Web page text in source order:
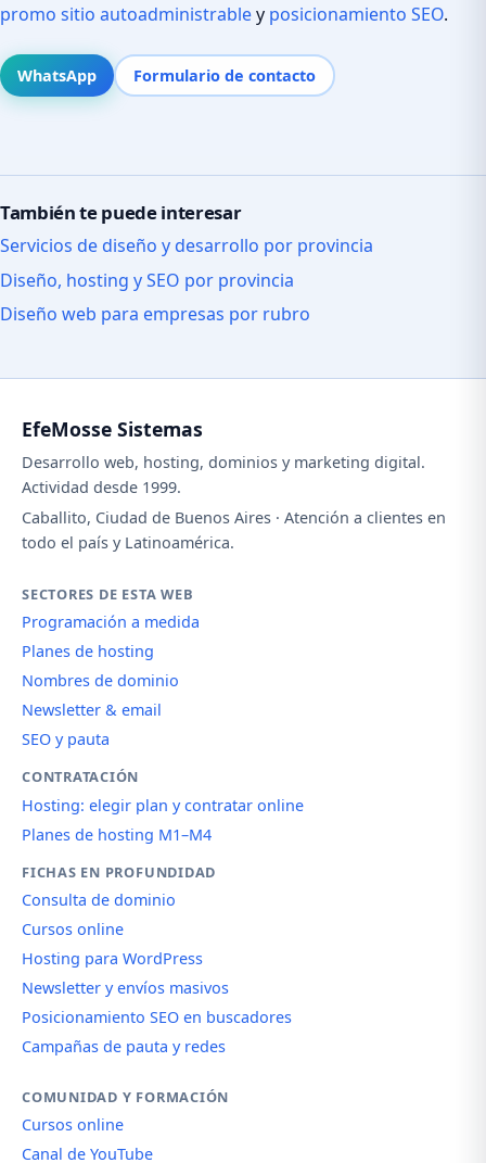
promo sitio autoadministrabley posicionamiento SEO.
WhatsApp Formulario de contacto
También te puede interesar
Servicios de diseño y desarrollo por provincia
Diseño, hosting y SEO por provincia
Diseño web para empresas por rubro
EfeMosse Sistemas
Desarrollo web, hosting, dominios y marketing digital.
Actividad desde 1999.
Caballito, Ciudad de Buenos Aires · Atención a clientes en
todo el país y Latinoamérica.
SECTORES DE ESTA WEB
Programación a medida
Planes de hosting
Nombres de dominio
Newsletter & email
SEO y pauta
CONTRATACIÓN
Hosting: elegir plan y contratar online
Planes de hosting M1–M4
FICHAS EN PROFUNDIDAD
Consulta de dominio
Cursos online
Hosting para WordPress
Newsletter y envíos masivos
Posicionamiento SEO en buscadores
Campañas de pauta y redes
COMUNIDAD Y FORMACIÓN
Cursos online
Canal de YouTube